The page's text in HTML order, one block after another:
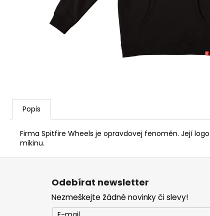
Popis
Firma Spitfire Wheels je opravdovej fenomén. Její
mikinu.
Z
Odebírat newsletter
Nezmeškejte žádné novinky či slevy!